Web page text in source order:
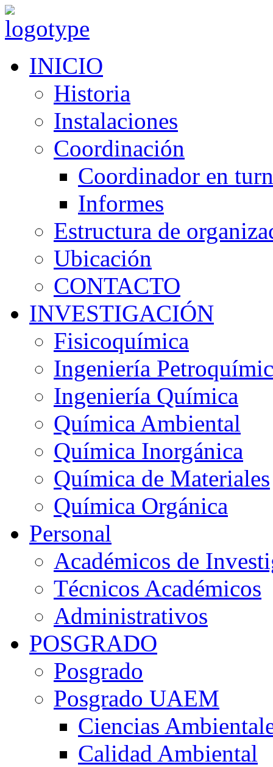
INICIO
Historia
Instalaciones
Coordinación
Coordinador en
Informes
Estructura de
Ubicación
CONTACTO
INVESTIGACIÓN
Fisicoquímica
Ingeniería
Ingeniería Química
Química Ambiental
Química Inorgánica
Química de Materiales
Química Orgánica
Personal
Académicos de
Técnicos Académicos
Administrativos
POSGRADO
Posgrado
Posgrado UAEM
Ciencias
Calidad Ambiental